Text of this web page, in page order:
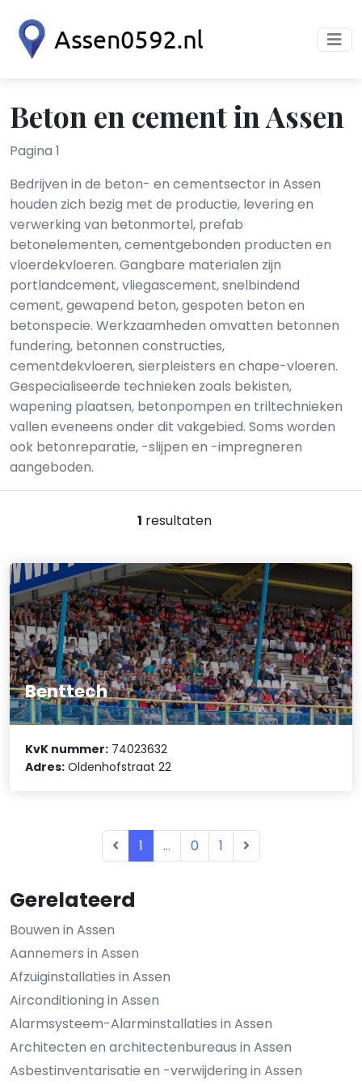
Beton en cement in Assen
Pagina 1
Bedrijven in de beton- en cementsector in Assen
houden zich bezig met de productie, levering en
verwerking van betonmortel, prefab
betonelementen, cementgebonden producten en
vloerdekvloeren. Gangbare materialen zijn
portlandcement, vliegascement, snelbindend
cement, gewapend beton, gespoten beton en
betonspecie. Werkzaamheden omvatten betonnen
fundering, betonnen constructies,
cementdekvloeren, sierpleisters en chape-vloeren.
Gespecialiseerde technieken zoals bekisten,
wapening plaatsen, betonpompen en triltechnieken
vallen eveneens onder dit vakgebied. Soms worden
ook betonreparatie, -slijpen en -impregneren
aangeboden.
Gerelateerd
Bouwen in Assen
Aannemers in Assen
Afzuiginstallaties in Assen
Airconditioning in Assen
Alarmsysteem-Alarminstallaties in Assen
Architecten en architectenbureaus in Assen
Asbestinventarisatie en -verwijdering in Assen
1 resultaten
Benttech
KvK nummer: 74023632
Adres: Oldenhofstraat 22
1 ... 0 1